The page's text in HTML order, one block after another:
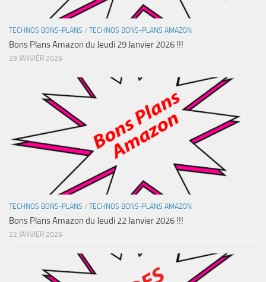
TECHNOS BONS-PLANS / TECHNOS BONS-PLANS AMAZON
Bons Plans Amazon du Jeudi 29 Janvier 2026 !!!
29 JANVIER 2026
TECHNOS BONS-PLANS / TECHNOS BONS-PLANS AMAZON
Bons Plans Amazon du Jeudi 22 Janvier 2026 !!!
22 JANVIER 2026